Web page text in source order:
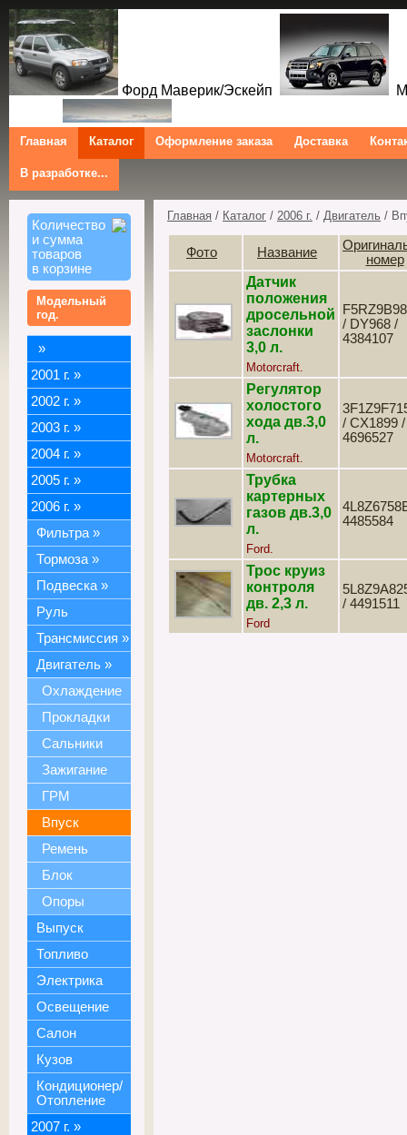
Форд Маверик/Эскейп
Трибют
Ford Maverick/Escape
Tribute Ford Kuga/Escape
Главная Каталог Оформление заказа Доставка
В разработке...
Количество
и сумма
товаров
в корзине
Модельный
год.
»
2001 г. »
2002 г. »
2003 г. »
2004 г. »
2005 г. »
2006 г. »
Фильтра »
Тормоза »
Подвеска »
Руль
Трансмиссия »
Двигатель »
Охлаждение
Прокладки
Сальники
Зажигание
ГРМ
Впуск
Ремень
Блок
Опоры
Выпуск
Топливо
Электрика
Освещение
Салон
Кузов
Кондиционер/
Отопление
2007 г. »
Главная / Каталог / 2006 г. / Двигатель /
Фото Название
номер
Датчик
положения
дросельной
заслонки
3,0 л.
Motorcraft.
/ DY968 /
4384107
Регулятор
холостого
хода дв.3,0
л.
Motorcraft.
/ CX1899 /
4696527
Трубка
картерных
газов дв.3,0
л.
Ford.
4485584
Трос круиз
контроля
дв. 2,3 л.
Ford
/ 4491511